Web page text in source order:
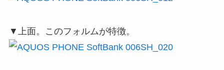
▼上面。このフォルムが特徴。